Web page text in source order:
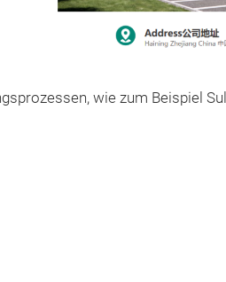
wie zum Beispiel